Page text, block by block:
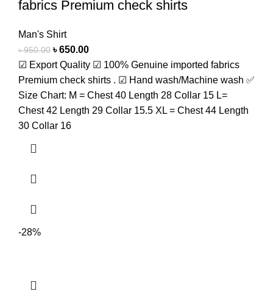
fabrics Premium check shirts
Man's Shirt
৳950.00 ৳650.00
☑ Export Quality ☑ 100% Genuine imported fabrics
Premium check shirts . ☑ Hand wash/Machine wash ✅
Size Chart: M = Chest 40 Length 28 Collar 15 L=
Chest 42 Length 29 Collar 15.5 XL = Chest 44 Length
30 Collar 16
-28%